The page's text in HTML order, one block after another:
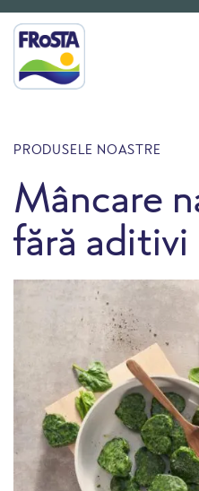
PRODUSELE NOASTRE
Mâncare
fără aditivi